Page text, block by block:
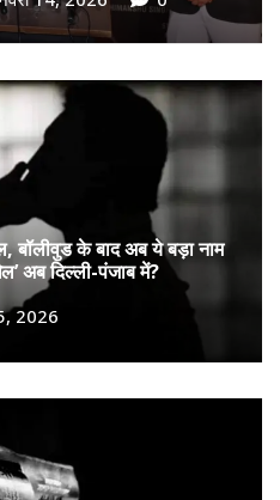
बॉलीवुड के बाद अब ये बड़ा नाम
अब दिल्ली-पंजाब में?
5, 2026